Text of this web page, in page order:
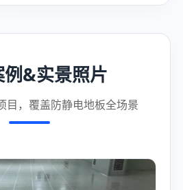
例&实景照片
目，覆盖防静电地板全场景